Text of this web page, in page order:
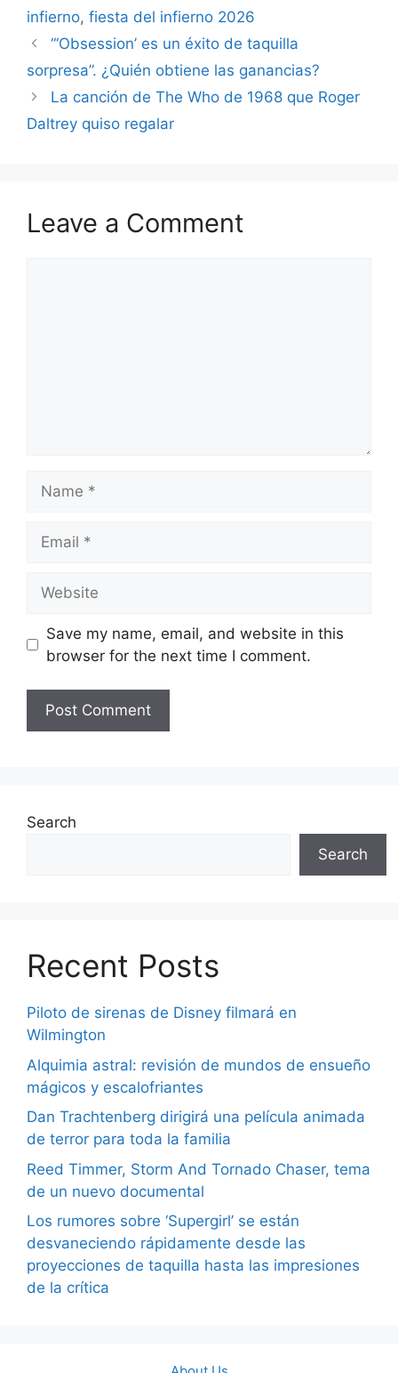
infierno, fiesta del infierno 2026
“‘Obsession’ es un éxito de taquilla
sorpresa”. ¿Quién obtiene las ganancias?
La canción de The Who de 1968 que Roger
Daltrey quiso regalar
Leave a Comment
Save my name, email, and website in this
browser for the next time I comment.
Search
Search
Recent Posts
Piloto de sirenas de Disney filmará en
Wilmington
Alquimia astral: revisión de mundos de ensueño
mágicos y escalofriantes
Dan Trachtenberg dirigirá una película animada
de terror para toda la familia
Reed Timmer, Storm And Tornado Chaser, tema
de un nuevo documental
Los rumores sobre ‘Supergirl’ se están
desvaneciendo rápidamente desde las
proyecciones de taquilla hasta las impresiones
de la crítica